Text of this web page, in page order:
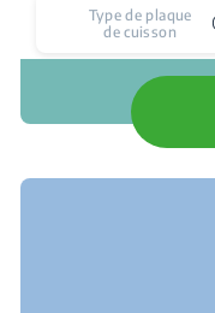
Type de plaque
de cuisson